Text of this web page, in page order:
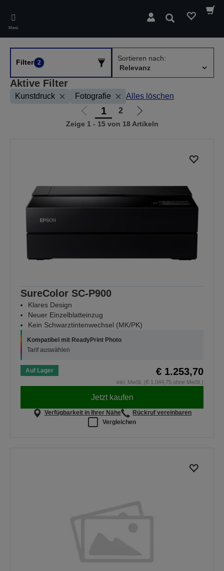
main
content
Menü
Suchen
Filter 2
Sortieren nach:
Aktive Filter
Kunstdruck Fotografie Alles löschen
Zur
vorherigen
1 2
Zur
nächsten
Zeige 1 - 15 von 18 Artikeln
SureColor SC-P900
Klares Design
Neuer Einzelblatteinzug
Kein Schwarztintenwechsel (MK/PK)
Kompatibel mit ReadyPrint Photo
Tarif auswählen
Auf Lager € 1.253,70
inkl. MwSt. (€ 1.044,75 ohne MwSt.)
Jetzt kaufen
Verfügbarkeit in Ihrer Nähe
Rückruf vereinbaren
Vergleichen